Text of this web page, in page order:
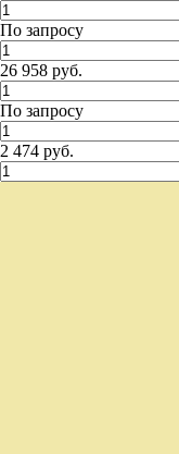
По запросу
26 958 руб.
По запросу
2 474 руб.